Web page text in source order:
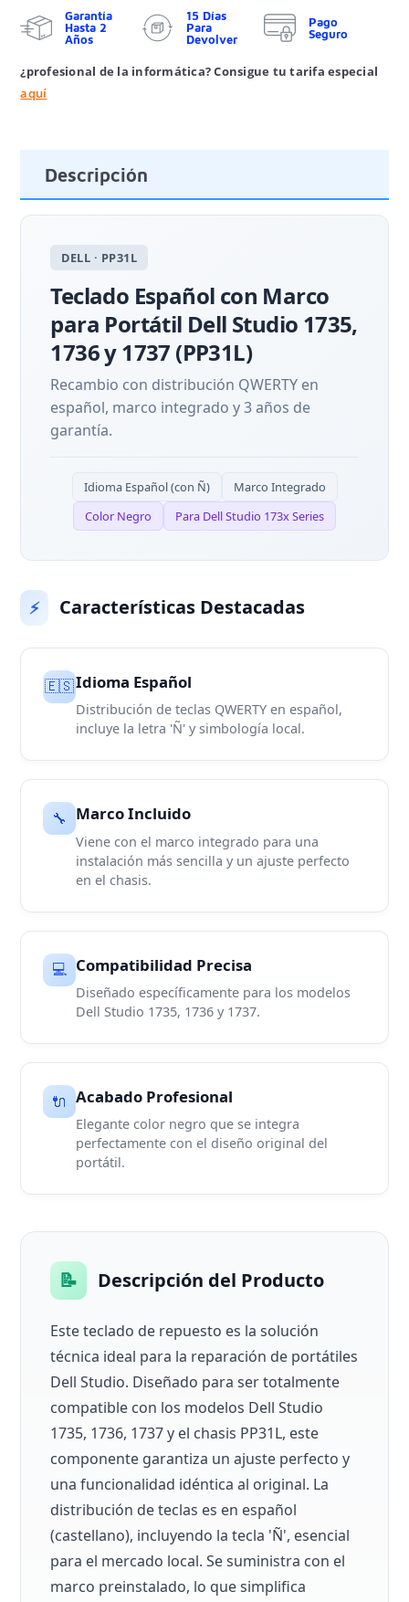
Garantía
Hasta 2
Años
15 Días
Para
Devolver
Pago
Seguro
¿profesional de la informática? Consigue tu tarifa especial
aquí
Descripción
DELL · PP31L
Teclado Español con Marco
para Portátil Dell Studio 1735,
1736 y 1737 (PP31L)
Recambio con distribución QWERTY en
español, marco integrado y 3 años de
garantía.
Idioma Español (con Ñ)
Marco Integrado
Color Negro
Para Dell Studio 173x Series
⚡ Características Destacadas
🇪🇸Idioma Español
Distribución de teclas QWERTY en español,
incluye la letra 'Ñ' y simbología local.
🔧 Marco Incluido
Viene con el marco integrado para una
instalación más sencilla y un ajuste perfecto
en el chasis.
💻 Compatibilidad Precisa
Diseñado específicamente para los modelos
Dell Studio 1735, 1736 y 1737.
🔌 Acabado Profesional
Elegante color negro que se integra
perfectamente con el diseño original del
portátil.
📝 Descripción del Producto
Este teclado de repuesto es la solución
técnica ideal para la reparación de portátiles
Dell Studio. Diseñado para ser totalmente
compatible con los modelos Dell Studio
1735, 1736, 1737 y el chasis PP31L, este
componente garantiza un ajuste perfecto y
una funcionalidad idéntica al original. La
distribución de teclas es en español
(castellano), incluyendo la tecla 'Ñ', esencial
para el mercado local. Se suministra con el
marco preinstalado, lo que simplifica